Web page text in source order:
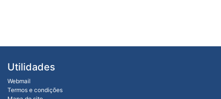
Utilidades
Webmail
Termos e condições